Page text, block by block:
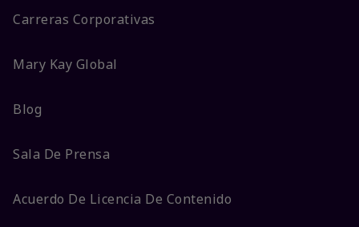
Carreras Corporativas
Mary Kay Global
Blog
Sala De Prensa
Acuerdo De Licencia De Contenido